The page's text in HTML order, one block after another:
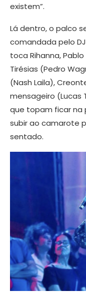
existem”.
Lá dentro, o palco
comandada pelo
toca Rihanna,
Tirésias (Pedro
(Nash Laila),
mensageiro (Lucas
que topam ficar na
subir ao camarote
sentado.